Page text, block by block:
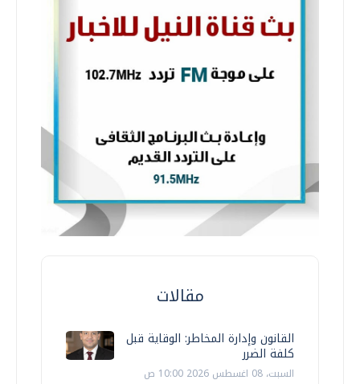
مقالات
القانون وإدارة المخاطر: الوقاية قبل
كلفة الضرر
السبت، 08 اغسطس 2026 10:00 ص